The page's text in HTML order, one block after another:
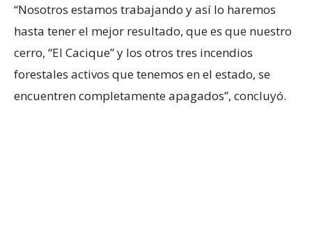
“Nosotros estamos trabajando y así lo haremos
hasta tener el mejor resultado, que es que nuestro
cerro, “El Cacique” y los otros tres incendios
forestales activos que tenemos en el estado, se
encuentren completamente apagados”, concluyó.